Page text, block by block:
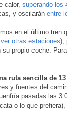
calor, superando los
y oscilarán entre
en el último tren
ver otras estaciones),
propio coche.
ruta sencilla de
y fuentes del
pasadas las
o lo que